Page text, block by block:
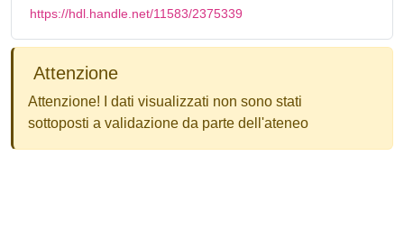
https://hdl.handle.net/11583/2375339
Attenzione
Attenzione! I dati visualizzati non sono stati
sottoposti a validazione da parte dell'ateneo